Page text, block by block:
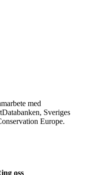
med
Sveriges
Europe.
oss